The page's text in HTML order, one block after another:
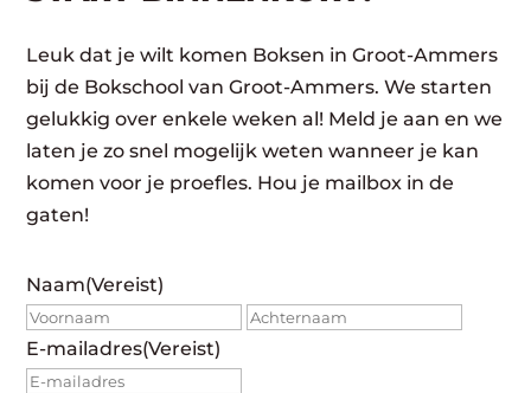
Leuk dat je wilt komen Boksen in Groot-Ammers
bij de Bokschool van Groot-Ammers. We starten
gelukkig over enkele weken al! Meld je aan en we
laten je zo snel mogelijk weten wanneer je kan
komen voor je proefles. Hou je mailbox in de
gaten!
Naam(Vereist)
Voornaam
E-mailadres(Vereist)